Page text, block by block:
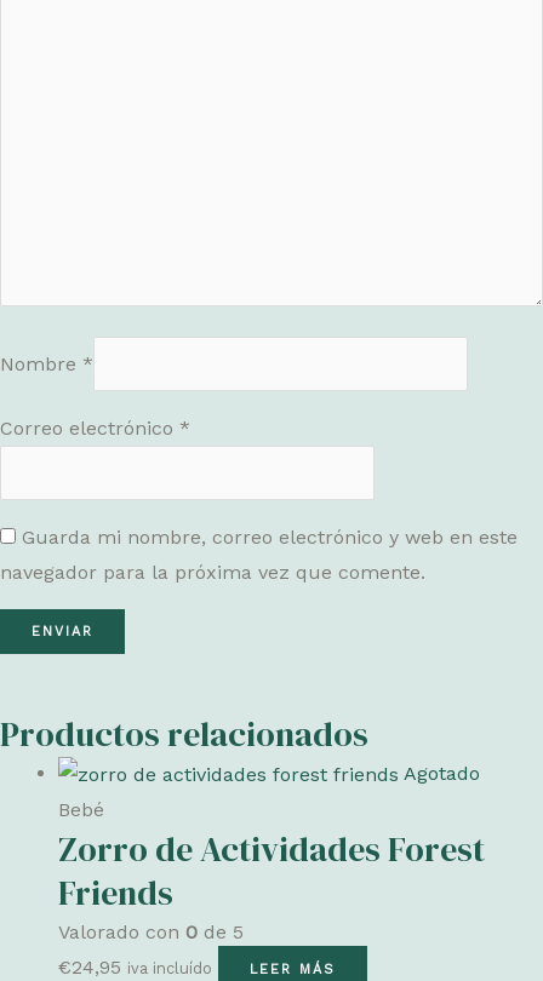
Nombre *
Correo electrónico *
Guarda mi nombre, correo electrónico y web en este
navegador para la próxima vez que comente.
Productos relacionados
Agotado
Bebé
Zorro de Actividades Forest
Friends
Valorado con 0 de 5
€24,95 iva incluído LEER MÁS